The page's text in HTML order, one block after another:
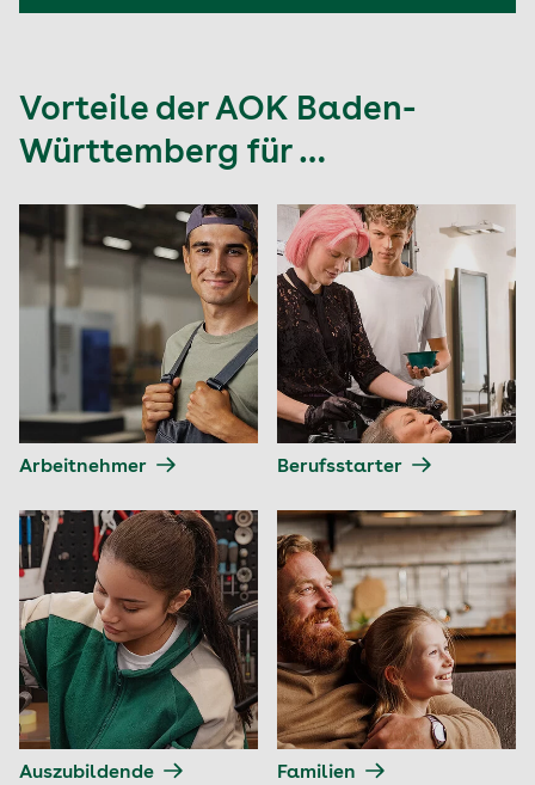
Vorteile der AOK Baden-
Württemberg für …
Arbeitnehmer Berufsstarter
Auszubildende Familien